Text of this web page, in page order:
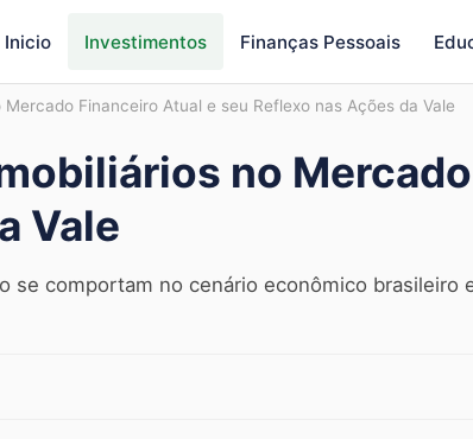
Inicio Investimentos Finanças Pessoais
Financeiro Atual e seu Reflexo nas Ações da Vale
no
Vale
comportam no cenário econômico brasileiro